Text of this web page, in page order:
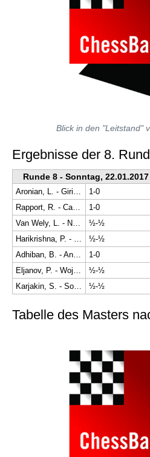
Blick in den "Leitstand"
Ergebnisse der 8.
Runde 8 - Sonntag, 22.01.2017
Aronian, L. - Giri, A.
1-0
Rapport, R. - Carlsen, M.
1-0
Van Wely, L. - Nepomniachtchi, I.
½-½
Harikrishna, P. - Wei, Y.
½-½
Adhiban, B. - Andreikin, D.
1-0
Eljanov, P. - Wojtaszek, R.
½-½
Karjakin, S. - So, W.
½-½
Tabelle des Masters